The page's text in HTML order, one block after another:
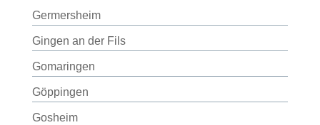
Germersheim
Gingen an der Fils
Gomaringen
Göppingen
Gosheim